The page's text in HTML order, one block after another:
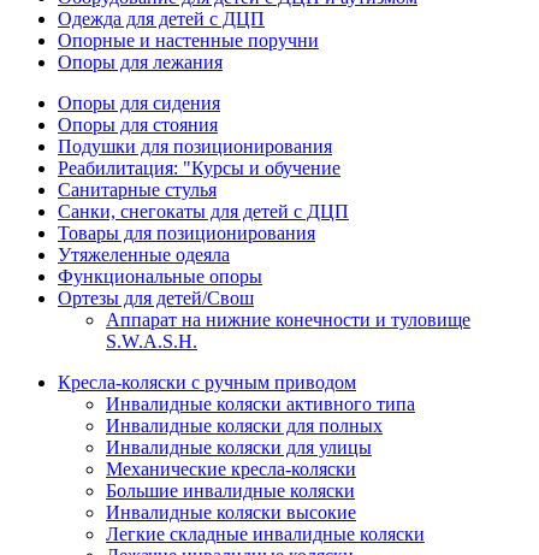
Одежда для детей с ДЦП
Опорные и настенные поручни
Опоры для лежания
Опоры для сидения
Опоры для стояния
Подушки для позиционирования
Реабилитация: "Курсы и обучение
Санитарные стулья
Санки, снегокаты для детей с ДЦП
Товары для позиционирования
Утяжеленные одеяла
Функциональные опоры
Ортезы для детей/Свош
Аппарат на нижние конечности и туловище
S.W.A.S.H.
Кресла-коляски с ручным приводом
Инвалидные коляски активного типа
Инвалидные коляски для полных
Инвалидные коляски для улицы
Механические кресла-коляски
Большие инвалидные коляски
Инвалидные коляски высокие
Легкие складные инвалидные коляски